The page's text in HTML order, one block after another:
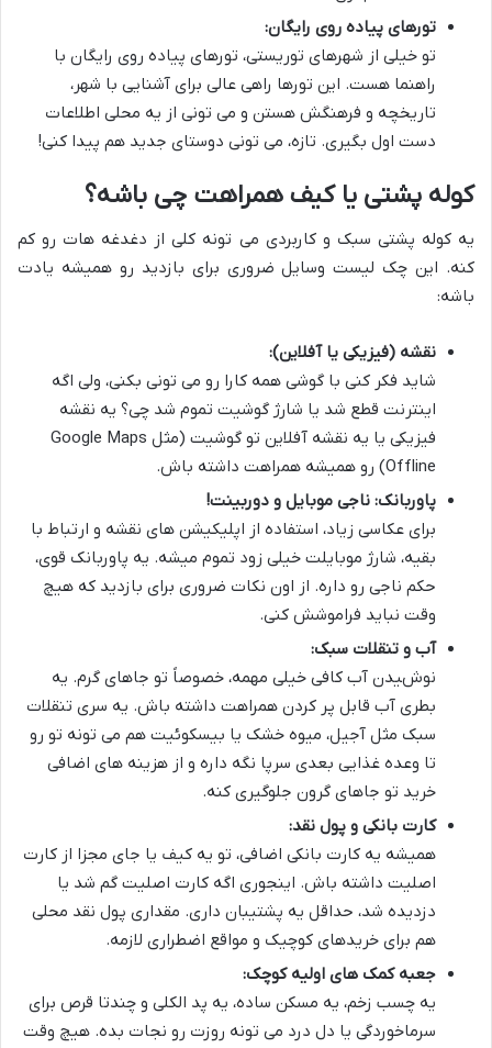
تورهای پیاده روی رایگان:
تو خیلی از شهرهای توریستی، تورهای پیاده روی رایگان با
راهنما هست. این تورها راهی عالی برای آشنایی با شهر،
تاریخچه و فرهنگش هستن و می تونی از یه محلی اطلاعات
دست اول بگیری. تازه، می تونی دوستای جدید هم پیدا کنی!
کوله پشتی یا کیف همراهت چی باشه؟
یه کوله پشتی سبک و کاربردی می تونه کلی از دغدغه هات رو کم
کنه. این چک لیست وسایل ضروری برای بازدید رو همیشه یادت
باشه:
نقشه (فیزیکی یا آفلاین):
شاید فکر کنی با گوشی همه کارا رو می تونی بکنی، ولی اگه
اینترنت قطع شد یا شارژ گوشیت تموم شد چی؟ یه نقشه
فیزیکی یا یه نقشه آفلاین تو گوشیت (مثل Google Maps
Offline) رو همیشه همراهت داشته باش.
پاوربانک: ناجی موبایل و دوربینت!
برای عکاسی زیاد، استفاده از اپلیکیشن های نقشه و ارتباط با
بقیه، شارژ موبایلت خیلی زود تموم میشه. یه پاوربانک قوی،
حکم ناجی رو داره. از اون نکات ضروری برای بازدید که هیچ
وقت نباید فراموشش کنی.
آب و تنقلات سبک:
نوشیدن آب کافی خیلی مهمه، خصوصاً تو جاهای گرم. یه
بطری آب قابل پر کردن همراهت داشته باش. یه سری تنقلات
سبک مثل آجیل، میوه خشک یا بیسکوئیت هم می تونه تو رو
تا وعده غذایی بعدی سرپا نگه داره و از هزینه های اضافی
خرید تو جاهای گرون جلوگیری کنه.
کارت بانکی و پول نقد:
همیشه یه کارت بانکی اضافی، تو یه کیف یا جای مجزا از کارت
اصلیت داشته باش. اینجوری اگه کارت اصلیت گم شد یا
دزدیده شد، حداقل یه پشتیبان داری. مقداری پول نقد محلی
هم برای خریدهای کوچیک و مواقع اضطراری لازمه.
جعبه کمک های اولیه کوچک:
یه چسب زخم، یه مسکن ساده، یه پد الکلی و چندتا قرص برای
سرماخوردگی یا دل درد می تونه روزت رو نجات بده. هیچ وقت